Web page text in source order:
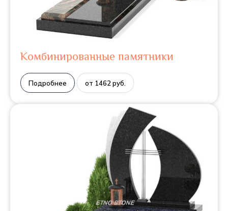
Комбинированные памятники
Подробнее от 1462 руб.